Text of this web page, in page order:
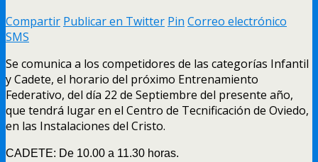
Compartir Publicar en Twitter Pin Correo electrónico
SMS
Se comunica a los competidores de las categorías Infantil
y Cadete, el horario del próximo Entrenamiento
Federativo, del día 22 de Septiembre del presente año,
que tendrá lugar en el Centro de Tecnificación de Oviedo,
en las Instalaciones del Cristo.
CADETE: De 10.00 a 11.30 horas.